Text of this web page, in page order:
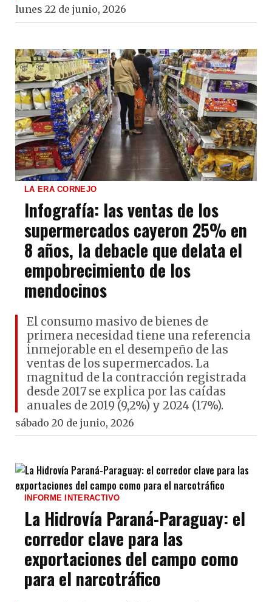
lunes 22 de junio, 2026
LA ERA CORNEJO
Infografía: las ventas de los
supermercados cayeron 25% en
8 años, la debacle que delata el
empobrecimiento de los
mendocinos
El consumo masivo de bienes de
primera necesidad tiene una referencia
inmejorable en el desempeño de las
ventas de los supermercados. La
magnitud de la contracción registrada
desde 2017 se explica por las caídas
anuales de 2019 (9,2%) y 2024 (17%).
sábado 20 de junio, 2026
INFORME INTERACTIVO
La Hidrovía Paraná-Paraguay: el
corredor clave para las
exportaciones del campo como
para el narcotráfico